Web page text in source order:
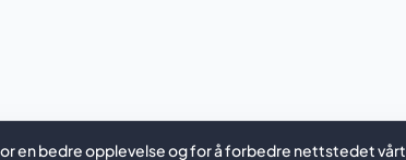
en bedre opplevelse og for å forbedre nettstedet vårt.